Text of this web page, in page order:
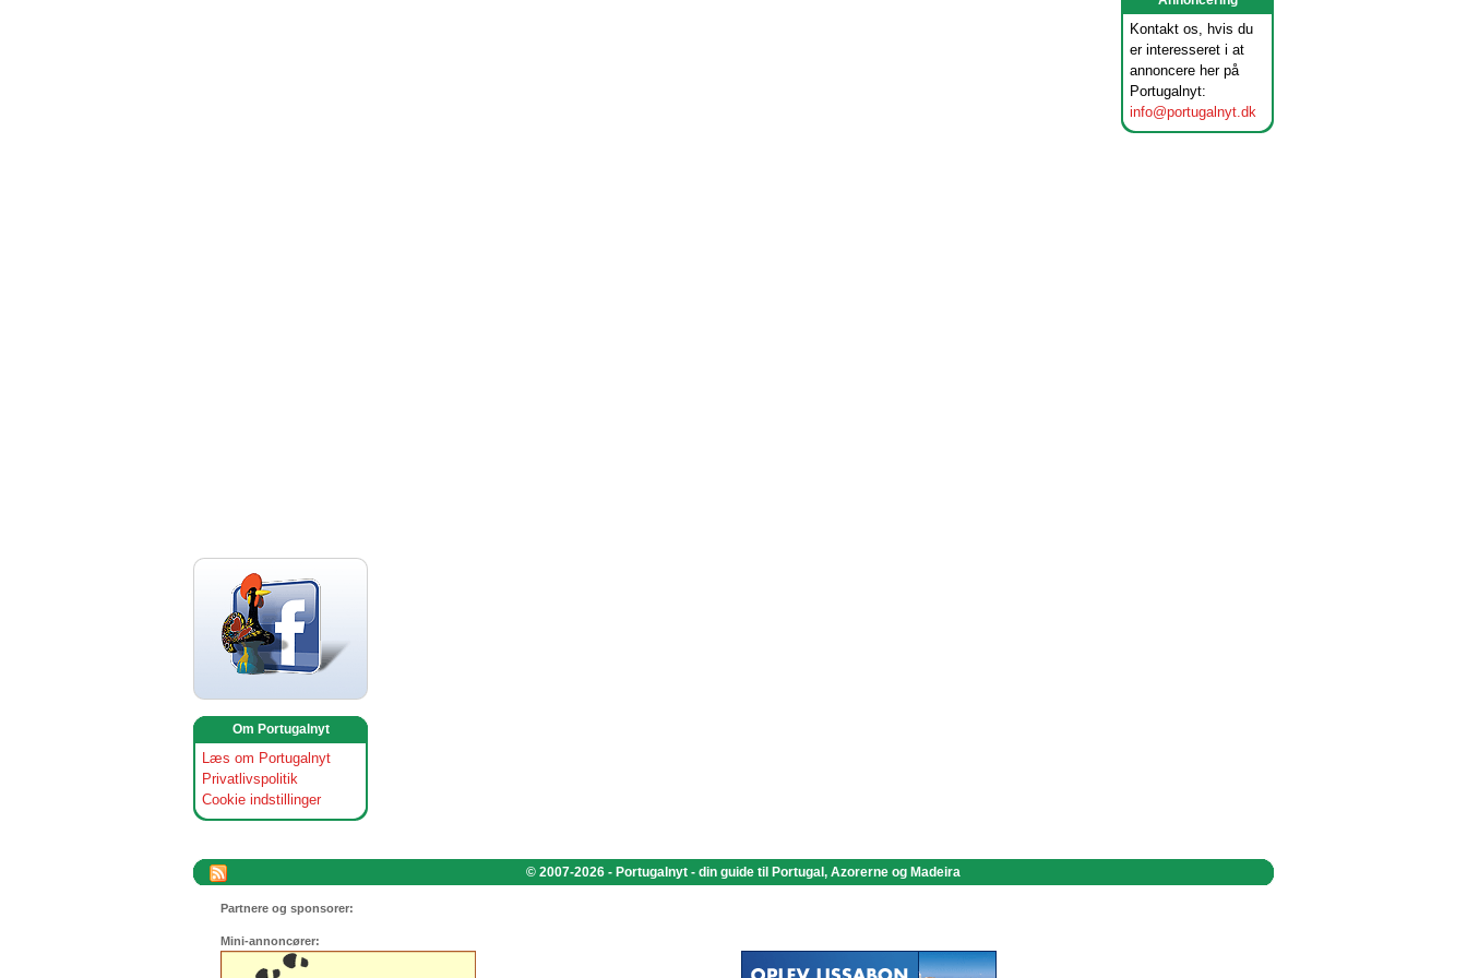
Kontakt os, hvis du
er interesseret i at
annoncere her på
Portugalnyt:
info@portugalnyt.dk
Om Portugalnyt
Læs om Portugalnyt
Privatlivspolitik
Cookie indstillinger
© 2007-2026 - Portugalnyt - din guide til Portugal, Azorerne og Madeira
Partnere og sponsorer:
Mini-annoncører: